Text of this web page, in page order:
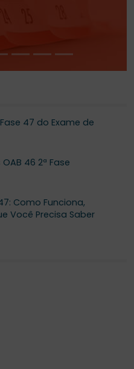
47 do Exame de
46 2ª Fase
Como Funciona,
Você Precisa Saber